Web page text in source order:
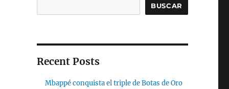
BUSCAR
Recent Posts
Mbappé conquista el triple de Botas de Oro